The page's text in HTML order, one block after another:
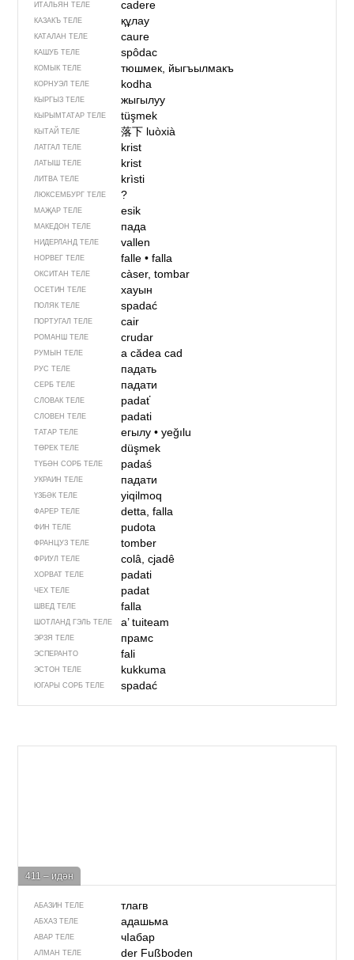
ИТАЛЬЯН ТЕЛЕ cadere
КАЗАКЪ ТЕЛЕ құлау
КАТАЛАН ТЕЛЕ caure
КАШУБ ТЕЛЕ spôdac
КОМЫК ТЕЛЕ тюшмек, йыгъылмакъ
КОРНУЭЛ ТЕЛЕ kodha
КЫРГЫЗ ТЕЛЕ жыгылуу
КЫРЫМТАТАР ТЕЛЕ tüşmek
КЫТАЙ ТЕЛЕ 落下 luòxià
ЛАТГАЛ ТЕЛЕ krist
ЛАТЫШ ТЕЛЕ krist
ЛИТВА ТЕЛЕ krìsti
ЛЮКСЕМБУРГ ТЕЛЕ ?
МАҖАР ТЕЛЕ esik
МАКЕДОН ТЕЛЕ пада
НИДЕРЛАНД ТЕЛЕ vallen
НОРВЕГ ТЕЛЕ falle• falla
ОКСИТАН ТЕЛЕ càser, tombar
ОСЕТИН ТЕЛЕ хауын
ПОЛЯК ТЕЛЕ spadać
ПОРТУГАЛ ТЕЛЕ cair
РОМАНШ ТЕЛЕ crudar
РУМЫН ТЕЛЕ a cădeacad
РУС ТЕЛЕ падать
СЕРБ ТЕЛЕ падати
СЛОВАК ТЕЛЕ padať
СЛОВЕН ТЕЛЕ padati
ТАТАР ТЕЛЕ егылу• yeğılu
ТӨРЕК ТЕЛЕ düşmek
ТҮБӘН СОРБ ТЕЛЕ padaś
УКРАИН ТЕЛЕ падати
ҮЗБӘК ТЕЛЕ yiqilmoq
ФАРЕР ТЕЛЕ detta, falla
ФИН ТЕЛЕ pudota
ФРАНЦУЗ ТЕЛЕ tomber
ФРИУЛ ТЕЛЕ colâ, cjadê
ХОРВАТ ТЕЛЕ padati
ЧЕХ ТЕЛЕ padat
ШВЕД ТЕЛЕ falla
ШОТЛАНД ГЭЛЬ ТЕЛЕ a’ tuiteam
ЭРЗЯ ТЕЛЕ прамс
ЭСПЕРАНТО fali
ЭСТОН ТЕЛЕ kukkuma
ЮГАРЫ СОРБ ТЕЛЕ spadać
411 – идән
АБАЗИН ТЕЛЕ тлагв
АБХАЗ ТЕЛЕ адашьма
АВАР ТЕЛЕ чIабар
АЛМАН ТЕЛЕ der Fußboden